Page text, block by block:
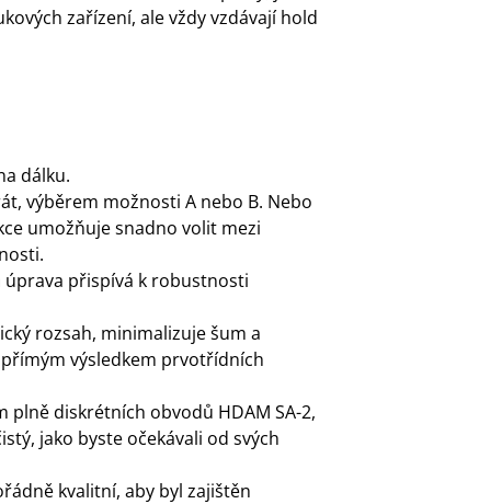
zařízení, ale vždy vzdávají hold
dálku.
výběrem možnosti A nebo B. Nebo
umožňuje snadno volit mezi
přispívá k robustnosti
rozsah, minimalizuje šum a
výsledkem prvotřídních
plně diskrétních obvodů HDAM SA-2,
jako byste očekávali od svých
kvalitní, aby byl zajištěn